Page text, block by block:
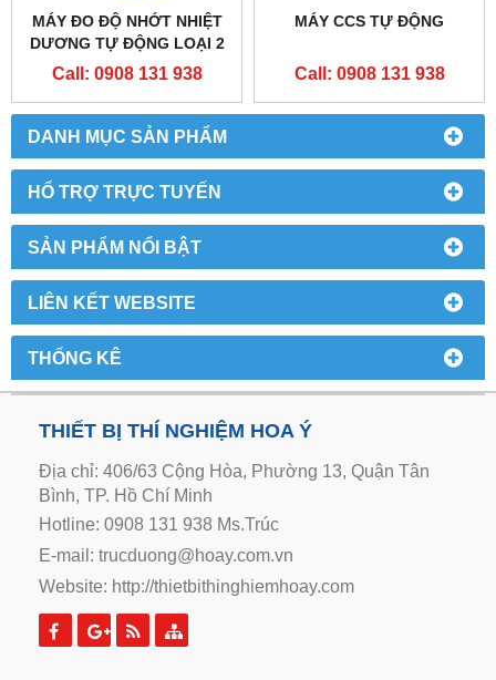
DANH MỤC SẢN PHẨM
HỔ TRỢ TRỰC TUYẾN
SẢN PHẨM NỔI BẬT
LIÊN KẾT WEBSITE
THỐNG KÊ
MÁY ĐO ĐỘ NHỚT NHIỆT
DƯƠNG TỰ ĐỘNG LOẠI 2
BỂ
Call: 0908 131 938
MÁY CCS TỰ ĐỘNG
Call: 0908 131 938
THIẾT BỊ THÍ NGHIỆM HOA Ý
Địa chỉ: 406/63 Cộng Hòa, Phường 13, Quận Tân
Bình, TP. Hồ Chí Minh
Hotline: 0908 131 938 Ms.Trúc
E-mail: trucduong@hoay.com.vn
Website: http://thietbithinghiemhoay.com